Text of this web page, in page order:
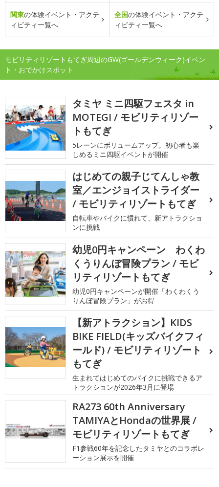
関東の体験イベント・アクテ
ィビティ一覧へ
全国の体験イベント・アクテ
ィビティ一覧へ
モビリティリゾートもてぎ周辺のGW(ゴールデンウィーク)イベン
ト・おでかけスポット
タミヤ ミニ四駆フェスタ in
MOTEGI / モビリティリゾー
トもてぎ
5レーンにボリュームアップ。初心者も楽
しめるミニ四駆イベントが開催
はじめての親子じてんしゃ教
室／エンジョイストライダー
/ モビリティリゾートもてぎ
自転車やバイクに慣れて、新アトラクショ
ンに挑戦
幼児0円キャンペーン わくわ
くうりんぼ冒険プラン / モビ
リティリゾートもてぎ
幼児0円キャンペーンが開催「わくわくう
りんぼ冒険プラン」がお得
【新アトラクション】KIDS
BIKE FIELD(キッズバイクフィ
ールド) / モビリティリゾート
もてぎ
生まれてはじめてのバイクに挑戦できるア
トラクションが2026年3月に登場
RA273 60th Anniversary
TAMIYAとHondaの世界展 /
モビリティリゾートもてぎ
F1参戦60年を記念したタミヤとのコラボレ
ーション展示を開催